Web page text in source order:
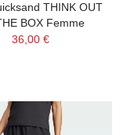
THINK OUT
BOX Femme
36,00 €